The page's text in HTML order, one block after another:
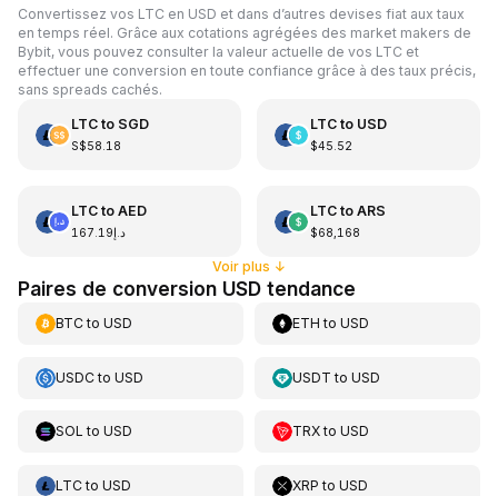
Convertissez vos LTC en USD et dans d’autres devises fiat aux taux
en temps réel. Grâce aux cotations agrégées des market makers de
Bybit, vous pouvez consulter la valeur actuelle de vos LTC et
effectuer une conversion en toute confiance grâce à des taux précis,
sans spreads cachés.
LTCto SGD
S$58.18
LTCto USD
$45.52
LTCto AED
د.إ167.19
LTCto ARS
$68,168
Voir plus ↓
Paires de conversion USD tendance
BTCto USD ETH toUSD
USDCto USD USDT toUSD
SOL to USD TRXtoUSD
LTCto USD XRP toUSD